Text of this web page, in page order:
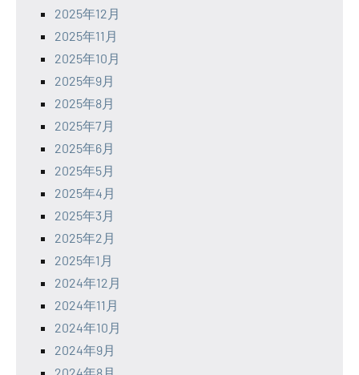
2025年12月
2025年11月
2025年10月
2025年9月
2025年8月
2025年7月
2025年6月
2025年5月
2025年4月
2025年3月
2025年2月
2025年1月
2024年12月
2024年11月
2024年10月
2024年9月